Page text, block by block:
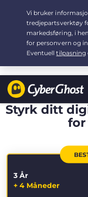
Your choice: The Best
Styrk ditt
3 År
+ 4 Måneder